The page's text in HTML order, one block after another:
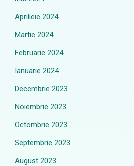
Aprilieie 2024
Martie 2024
Februarie 2024
Ianuarie 2024
Decembrie 2023
Noiembrie 2023
Octombrie 2023
Septembrie 2023
August 2023